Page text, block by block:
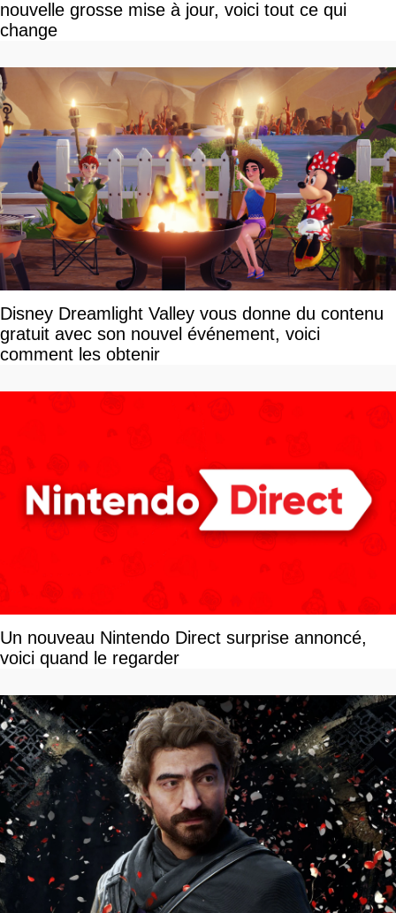
nouvelle grosse mise à jour, voici tout ce qui
change
Disney Dreamlight Valley vous donne du contenu
gratuit avec son nouvel événement, voici
comment les obtenir
Un nouveau Nintendo Direct surprise annoncé,
voici quand le regarder